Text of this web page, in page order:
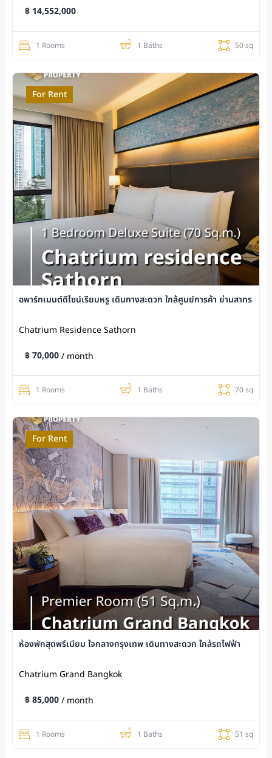
฿ 14,552,000
1 Rooms 1 Baths 50 sq
For Rent
อพาร์ทเมนต์ดีไซน์เรียบหรู เดินทางสะดวก ใกล้ศูนย์การค้า ย่านสาทร
Chatrium Residence Sathorn
฿ 70,000/ month
1 Rooms 1 Baths 70 sq
For Rent
ห้องพักสุดพรีเมียม ใจกลางกรุงเทพ เดินทางสะดวก ใกล้รถไฟฟ้า
Chatrium Grand Bangkok
฿ 85,000/ month
1 Rooms 1 Baths 51 sq